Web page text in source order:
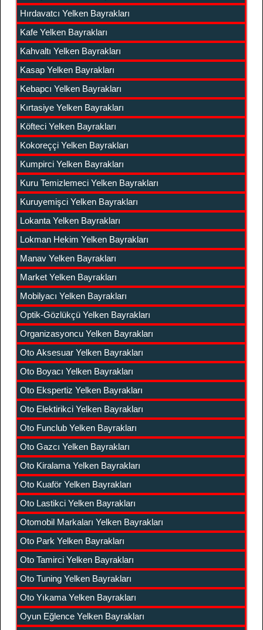
Hırdavatcı Yelken Bayrakları
Kafe Yelken Bayrakları
Kahvaltı Yelken Bayrakları
Kasap Yelken Bayrakları
Kebapcı Yelken Bayrakları
Kırtasiye Yelken Bayrakları
Köfteci Yelken Bayrakları
Kokoreççi Yelken Bayrakları
Kumpirci Yelken Bayrakları
Kuru Temizlemeci Yelken Bayrakları
Kuruyemişci Yelken Bayrakları
Lokanta Yelken Bayrakları
Lokman Hekim Yelken Bayrakları
Manav Yelken Bayrakları
Market Yelken Bayrakları
Mobilyacı Yelken Bayrakları
Optik-Gözlükçü Yelken Bayrakları
Organizasyoncu Yelken Bayrakları
Oto Aksesuar Yelken Bayrakları
Oto Boyacı Yelken Bayrakları
Oto Ekspertiz Yelken Bayrakları
Oto Elektirikci Yelken Bayrakları
Oto Funclub Yelken Bayrakları
Oto Gazcı Yelken Bayrakları
Oto Kiralama Yelken Bayrakları
Oto Kuaför Yelken Bayrakları
Oto Lastikci Yelken Bayrakları
Otomobil Markaları Yelken Bayrakları
Oto Park Yelken Bayrakları
Oto Tamirci Yelken Bayrakları
Oto Tuning Yelken Bayrakları
Oto Yıkama Yelken Bayrakları
Oyun Eğlence Yelken Bayrakları